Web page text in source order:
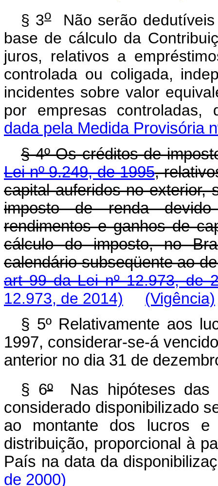
§ 3oNão serão dedutíveis
base de cálculo da
juros, relativos a
controlada ou coligada,
incidentes sobre valor
por empresas
dada pela Medida Provisória
§ 4º Os créditos de
Lei nº 9.249, de 1995,
capital auferidos no exterior,
imposto de renda
rendimentos e ganhos de
cálculo do imposto, no
calendário subseqüente ao
art 99 da Lei nº 12.973, de
12.973, de 2014)
(Vigência)
§ 5º Relativamente aos
1997, considerar-se-á
anterior no dia 31 de
§ 6ºNas hipóteses das
considerado disponibilizado
ao montante dos lucros
distribuição, proporcional à
País na data da
de 2000)